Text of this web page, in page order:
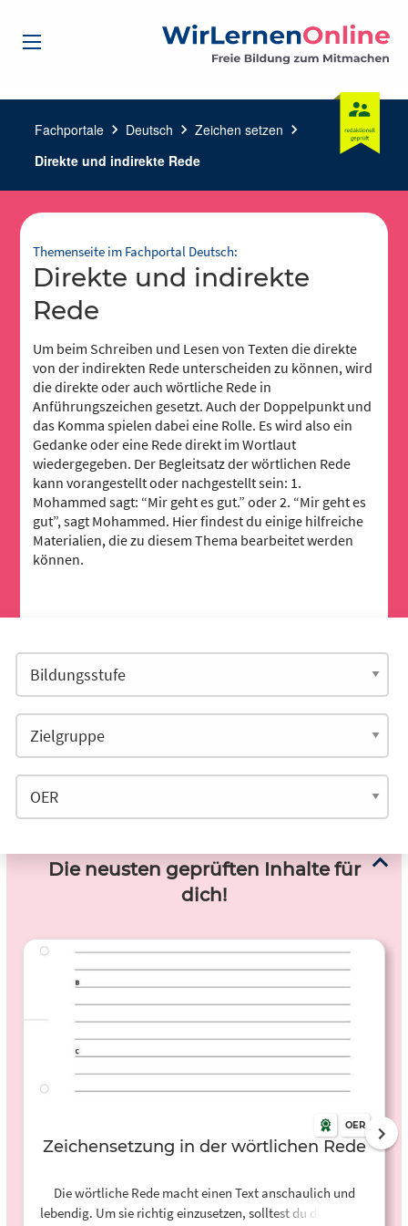
Fachportale chevron_right Deutsch chevron_right Zeichen setzen chevron_right
Direkte und indirekte Rede
Themenseite im Fachportal Deutsch:
Direkte und indirekte
Rede
Um beim Schreiben und Lesen von Texten die direkte
von der indirekten Rede unterscheiden zu können, wird
die direkte oder auch wörtliche Rede in
Anführungszeichen gesetzt. Auch der Doppelpunkt und
das Komma spielen dabei eine Rolle. Es wird also ein
Gedanke oder eine Rede direkt im Wortlaut
wiedergegeben. Der Begleitsatz der wörtlichen Rede
kann vorangestellt oder nachgestellt sein: 1.
Mohammed sagt: “Mir geht es gut.” oder 2. “Mir geht es
gut”, sagt Mohammed. Hier findest du einige hilfreiche
Materialien, die zu diesem Thema bearbeitet werden
können.
Die neusten geprüften Inhalte für
dich!
OER
Zeichensetzung in der wörtlichen Rede
Die wörtliche Rede macht einen Text anschaulich und
lebendig. Um sie richtig einzusetzen, solltest du die Regeln